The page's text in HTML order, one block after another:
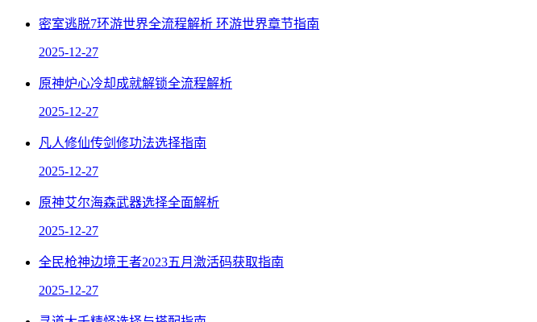
密室逃脱7环游世界全流程解析 环游世界章节指南
2025-12-27
原神炉心冷却成就解锁全流程解析
2025-12-27
凡人修仙传剑修功法选择指南
2025-12-27
原神艾尔海森武器选择全面解析
2025-12-27
全民枪神边境王者2023五月激活码获取指南
2025-12-27